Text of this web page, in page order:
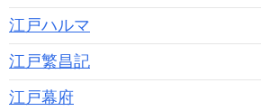
江戸ハルマ
江戸繁昌記
江戸幕府